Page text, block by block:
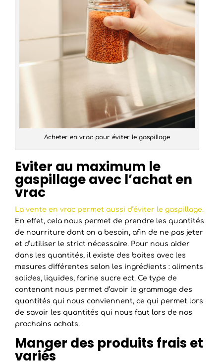
Acheter en vrac pour éviter le gaspillage
Eviter au maximum le
gaspillage avec l’achat en
vrac
La vente en vrac permet aussi d’éviter le gaspillage.
En effet, cela nous permet de prendre les quantités
de nourriture dont on a besoin, afin de ne pas jeter
et d’utiliser le strict nécessaire. Pour nous aider
dans les quantités, il existe des boites avec les
mesures différentes selon les ingrédients : aliments
solides, liquides, farine sucre ect. Ce type de
contenant nous permet d’avoir le grammage des
quantités qui nous conviennent, ce qui permet lors
de savoir les quantités qui nous faut lors de nos
prochains achats.
Manger des produits frais et
variés